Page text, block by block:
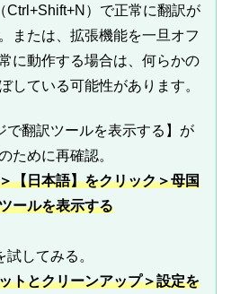
Ctrl+Shift+N）で正常に翻訳が
または、拡張機能を一旦オフ
に動作する場合は、何らかの
している可能性があります。
で翻訳ツールを表示する】が
ために再確認。
【日本語】をクリック＞母国
ールを表示する
してみる。
トとクリーンアップ＞設定を